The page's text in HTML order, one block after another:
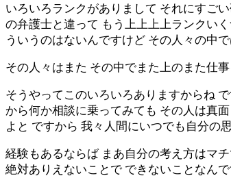
いろいろランクがありまして それにすご
の弁護士と違って もう上上上上ランクい
ういうのはないんですけど その人々の中
その人々はまた その中でまた上のまた仕
そうやってこのいろいろありますからね
から何か相談に乗ってみても その人は真
よと ですから 我々人間にいつでも自分の
経験もあるならば まあ自分の考え方はマ
絶対ありえないことで できないことなん